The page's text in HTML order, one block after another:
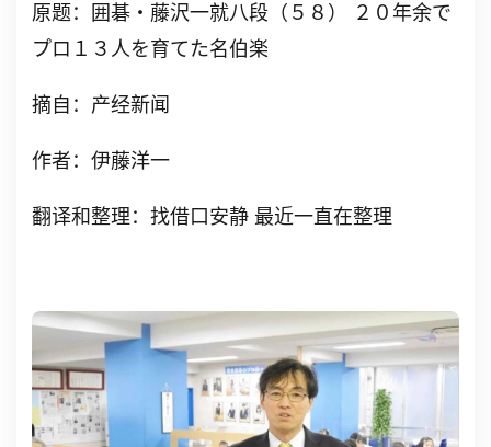
原题：囲碁・藤沢一就八段（５８） ２０年余で
プロ１３人を育てた名伯楽
摘自：产经新闻
作者：伊藤洋一
翻译和整理：找借口安静 最近一直在整理